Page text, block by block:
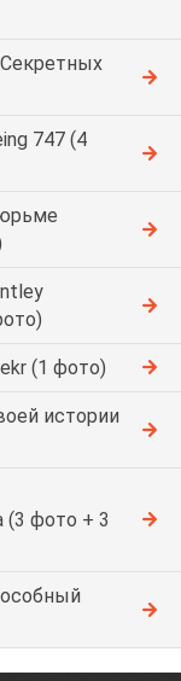
747 (4
(1 фото)
истории
(3 фото + 3